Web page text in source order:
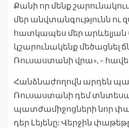
Քանի որ մենք
մեր անվտանգությունն ու
հատկապես մեր արևելյան
կշարունակենք մեծացնել
Ռուսաստանի վրա», –
Հանձնաժողովն արդեն
Ռուսաստանի դեմ
պատժամիջոցների նոր
դեր Լեյենը: Վերջին